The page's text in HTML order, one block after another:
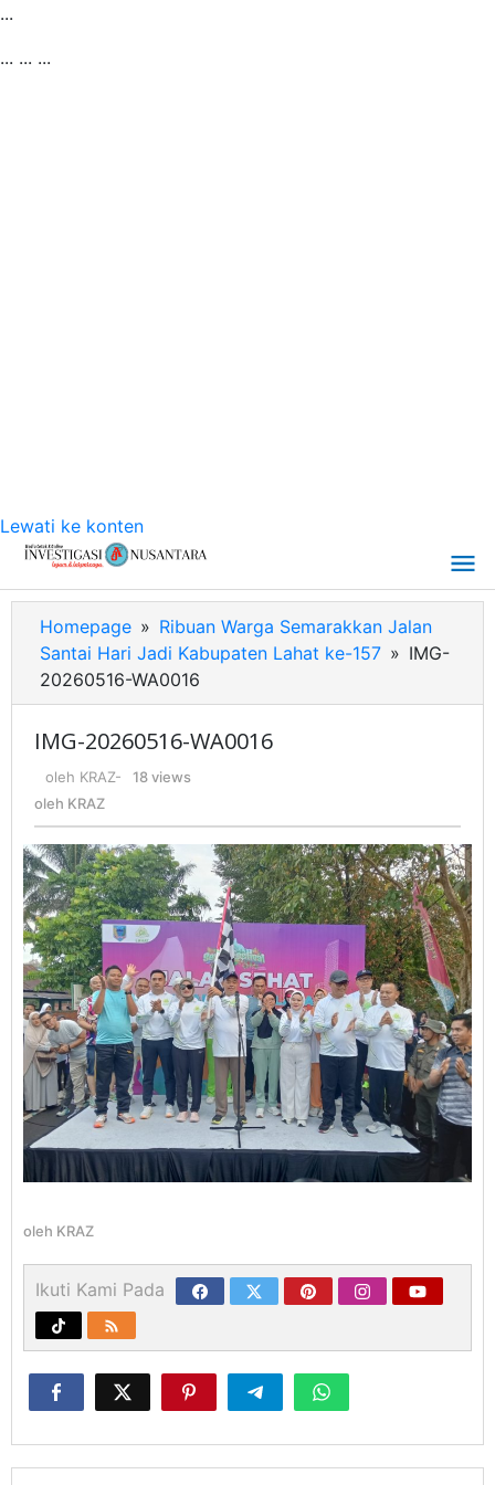
...
... ... ...
Lewati ke konten
Homepage » Ribuan Warga Semarakkan Jalan
Santai Hari Jadi Kabupaten Lahat ke-157 » IMG-
20260516-WA0016
IMG-20260516-WA0016
oleh KRAZ-
18 views
oleh KRAZ
oleh KRAZ
Ikuti Kami Pada